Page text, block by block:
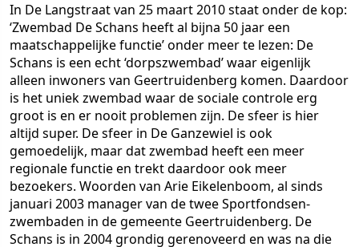
In De Langstraat van 25 maart 2010 staat onder de kop:
‘Zwembad De Schans heeft al bijna 50 jaar een
maatschappelijke functie’ onder meer te lezen: De
Schans is een echt ‘dorpszwembad’ waar eigenlijk
alleen inwoners van Geertruidenberg komen. Daardoor
is het uniek zwembad waar de sociale controle erg
groot is en er nooit problemen zijn. De sfeer is hier
altijd super. De sfeer in De Ganzewiel is ook
gemoedelijk, maar dat zwembad heeft een meer
regionale functie en trekt daardoor ook meer
bezoekers. Woorden van Arie Eikelenboom, al sinds
januari 2003 manager van de twee Sportfondsen-
zwembaden in de gemeente Geertruidenberg. De
Schans is in 2004 grondig gerenoveerd en was na die